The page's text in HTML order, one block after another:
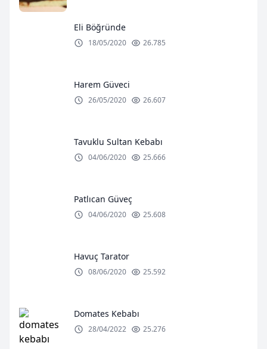
Eli Böğründe
18/05/2020 26.785
Harem Güveci
26/05/2020 26.607
Tavuklu Sultan Kebabı
04/06/2020 25.666
Patlıcan Güveç
04/06/2020 25.608
Havuç Tarator
08/06/2020 25.592
Domates Kebabı
28/04/2022 25.276